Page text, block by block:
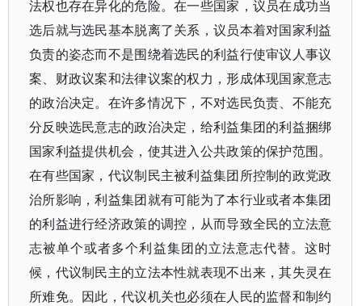
法权也存在异化的危险。在一些国家，议员在成功当
选后就与选民基本脱离了关系，议员本着对国家利益
负责的姿态而不是围绕着选民的利益行使审议人事议
案、财政议案和法律议案的权力，形成体现国家意志
的政治决定。在许多情况下，不对选民负责、不能充
分反映选民意志的政治决定，给利益集团的利益捆绑
国家利益提供机会，使其进入公共政策的保护范围。
在有些国家，代议制民主被利益集团所控制的政党政
治所影响，利益集团就有可能为了本行业或者本集团
的利益进行经济政策的调控，从而导致全民的立法意
志被单个或者多个利益集团的立法意志代替。这时
候，代议制民主的立法本性就表现不出来，其失灵在
所难免。因此，代议机关也必须在人民的监督和制约